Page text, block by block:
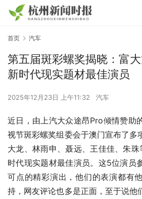
首页 汽车
第五届斑彩螺奖揭晓：富
新时代现实题材最佳演员
2025年12月23日 上午11:32 汽车
近日，由上汽大众途昂Pro倾情赞助
视节斑彩螺奖组委会于澳门宣布了多
大龙、林雨申、聂远、王佳佳、朱
时代现实题材最佳演员。这5位演员
可点的精彩演出，他们的表演都有
持，网友评论也多是正面，至于说他